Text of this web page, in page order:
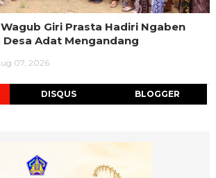
Giri Prasta Hadiri Ngaben
Desa Adat Mengandang
07, 2026
DISQUS BLOGGER